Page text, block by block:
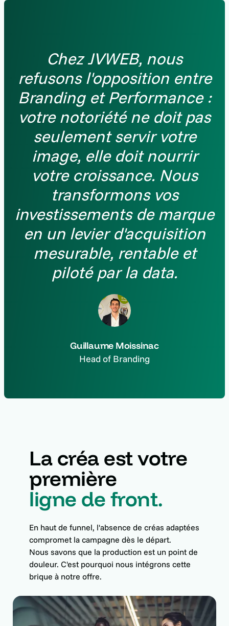
Chez JVWEB, nous
refusons l'opposition entre
Branding et Performance :
votre notoriété ne doit pas
seulement servir votre
image, elle doit nourrir
votre croissance. Nous
transformons vos
investissements de marque
en un levier d'acquisition
mesurable, rentable et
piloté par la data.
Guillaume Moissinac
Head of Branding
La créa est votre
première
ligne de front.
En haut de funnel, l'absence de créas adaptées
compromet la campagne dès le départ.
Nous savons que la production est un point de
douleur. C'est pourquoi nous intégrons cette
brique à notre offre.